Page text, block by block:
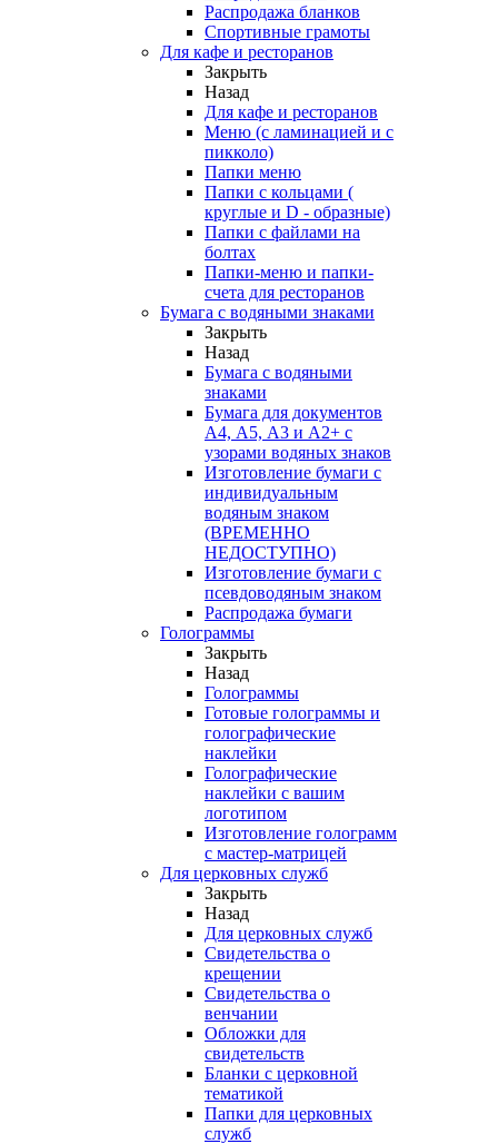
Распродажа бланков
Спортивные грамоты
Для кафе и ресторанов
Закрыть
Назад
Для кафе и ресторанов
Меню (с ламинацией и с
пикколо)
Папки меню
Папки с кольцами (
круглые и D - образные)
Папки с файлами на
болтах
Папки-меню и папки-
счета для ресторанов
Бумага с водяными знаками
Закрыть
Назад
Бумага с водяными
знаками
Бумага для документов
А4, А5, А3 и А2+ с
узорами водяных знаков
Изготовление бумаги с
индивидуальным
водяным знаком
(ВРЕМЕННО
НЕДОСТУПНО)
Изготовление бумаги с
псевдоводяным знаком
Распродажа бумаги
Голограммы
Закрыть
Назад
Голограммы
Готовые голограммы и
голографические
наклейки
Голографические
наклейки с вашим
логотипом
Изготовление голограмм
с мастер-матрицей
Для церковных служб
Закрыть
Назад
Для церковных служб
Свидетельства о
крещении
Свидетельства о
венчании
Обложки для
свидетельств
Бланки с церковной
тематикой
Папки для церковных
служб